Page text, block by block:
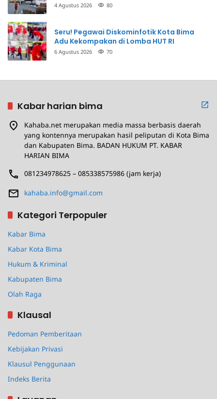
4 Agustus 2026 80
Seru! Pegawai Diskominfotik Kota Bima
Adu Kekompakan di Lomba HUT RI
6 Agustus 2026 70
Kabar harian bima
Kahaba.net merupakan media massa berbasis daerah
yang kontennya merupakan hasil peliputan di Kota Bima
dan Kabupaten Bima. BADAN HUKUM PT. KABAR
HARIAN BIMA
081234978625 – 085338575986 (jam kerja)
kahaba.info@gmail.com
Kategori Terpopuler
Kabar Bima
Kabar Kota Bima
Hukum & Kriminal
Kabupaten Bima
Olah Raga
Klausal
Pedoman Pemberitaan
Kebijakan Privasi
Klausul Penggunaan
Indeks Berita